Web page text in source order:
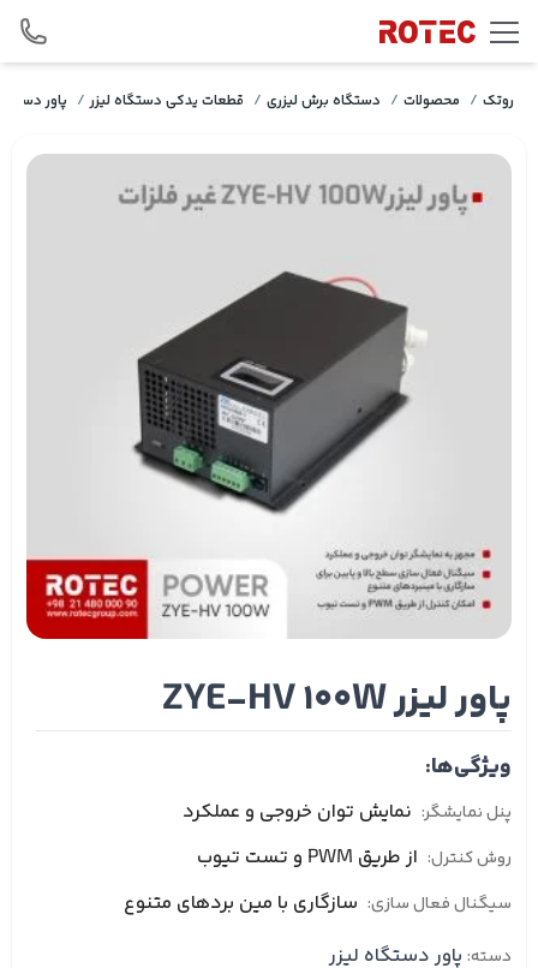
Skip to content
روتک / محصولات / دستگاه برش لیزری / قطعات یدکی دستگاه لیزر / پاور
پاور لیزر ZYE-HV 100W
ویژگی‌ها:
پنل نمایشگر: نمایش توان خروجی و عملکرد
روش کنترل: از طریق PWM و تست تیوب
سیگنال فعال سازی: سازگاری با مین بردهای متنوع
دسته: پاور دستگاه لیزر